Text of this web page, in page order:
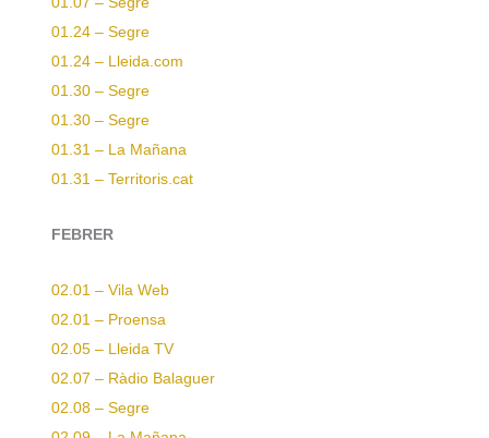
01.24 – Segre
01.24 – Lleida.com
01.30 – Segre
01.30 – Segre
01.31 – La Mañana
01.31 – Territoris.cat
FEBRER
02.01 – Vila Web
02.01 – Proensa
02.05 – Lleida TV
02.07 – Ràdio Balaguer
02.08 – Segre